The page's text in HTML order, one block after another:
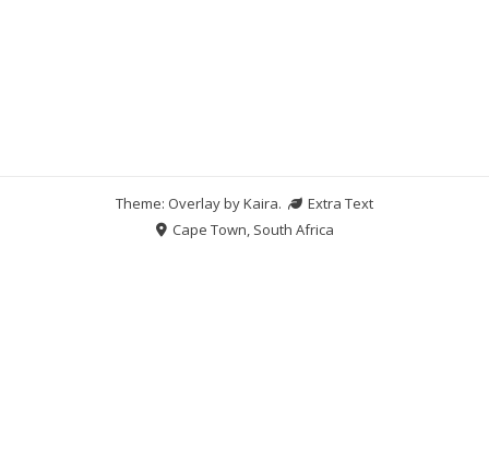
Theme: Overlay byKaira.
Extra Text
Cape Town, South Africa